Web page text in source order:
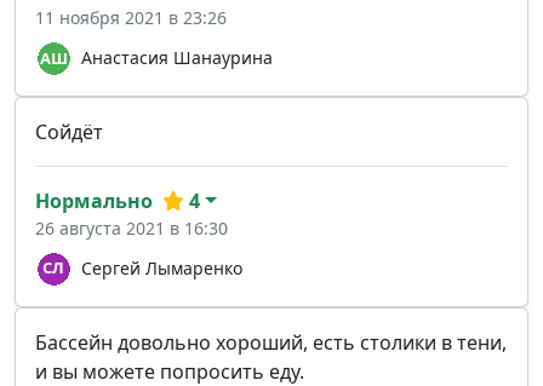
Анастасия Шанаурина
11 ноября 2021 в 23:26
Сойдёт
Сергей Лымаренко
Нормально 4
26 августа 2021 в 16:30
Бассейн довольно хороший, есть столики в тени,
и вы можете попросить еду.